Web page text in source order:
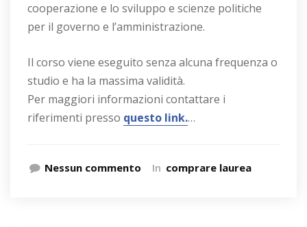
cooperazione e lo sviluppo e scienze politiche
per il governo e l’amministrazione.
Il corso viene eseguito senza alcuna frequenza o
studio e ha la massima validità.
Per maggiori informazioni contattare i
riferimenti presso questo link.…
Nessun commento In comprare laurea